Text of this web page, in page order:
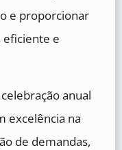
e proporcionar
eficiente e
anual
excelência na
de demandas,